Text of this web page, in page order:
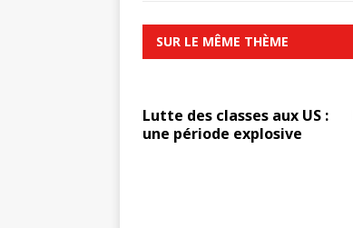
SUR LE MÊME THÈME
Lutte des classes aux US :
une période explosive